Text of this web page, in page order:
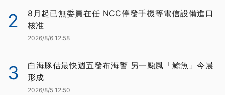
2
8月起已無委員在任 NCC停發手機等電信設備進口
核准
2026/8/6 12:58
3
白海豚估最快週五發布海警 另一颱風「鯨魚」今晨
形成
2026/8/5 12:50